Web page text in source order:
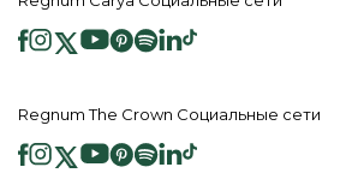
Regnum The Crown Социальные сети